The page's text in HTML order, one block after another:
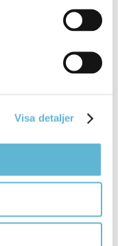
Visa detaljer